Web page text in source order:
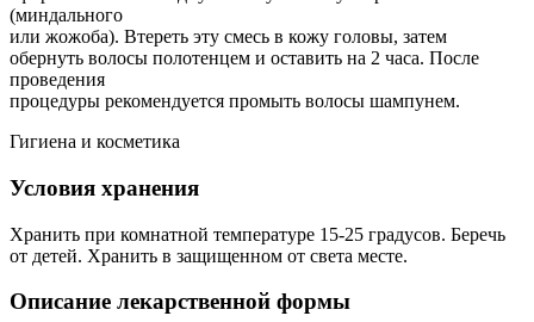
(миндального
или жожоба). Втереть эту смесь в кожу головы, затем
обернуть волосы полотенцем и оставить на 2 часа. После
проведения
процедуры рекомендуется промыть волосы шампунем.
Гигиена и косметика
Условия хранения
Хранить при комнатной температуре 15-25 градусов. Беречь
от детей. Хранить в защищенном от света месте.
Описание лекарственной формы